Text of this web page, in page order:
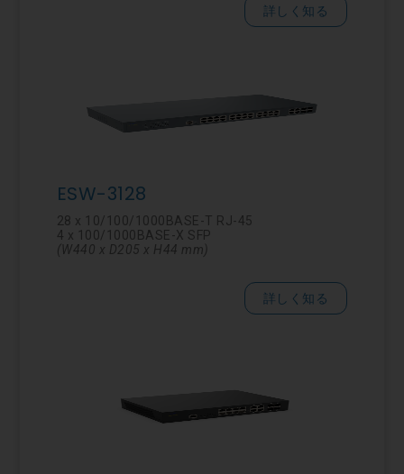
詳しく知る
ESW-3128
28 x 10/100/1000BASE-T RJ-45
4 x 100/1000BASE-X SFP
(W440 x D205 x H44 mm)
詳しく知る